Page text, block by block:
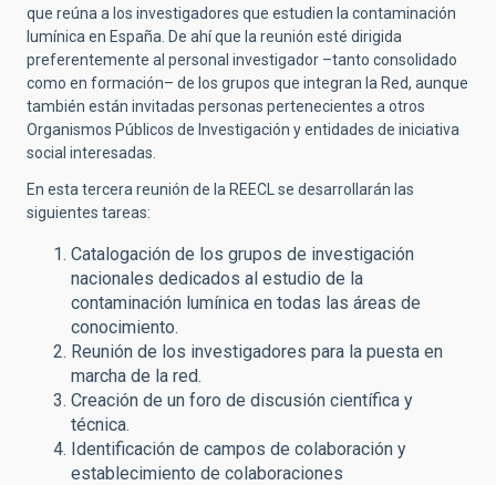
que reúna a los investigadores que estudien la contaminación
lumínica en España. De ahí que la reunión esté dirigida
preferentemente al personal investigador –tanto consolidado
como en formación– de los grupos que integran la Red, aunque
también están invitadas personas pertenecientes a otros
Organismos Públicos de Investigación y entidades de iniciativa
social interesadas.
En esta tercera reunión de la REECL se desarrollarán las
siguientes tareas:
Catalogación de los grupos de investigación
nacionales dedicados al estudio de la
contaminación lumínica en todas las áreas de
conocimiento.
Reunión de los investigadores para la puesta en
marcha de la red.
Creación de un foro de discusión científica y
técnica.
Identificación de campos de colaboración y
establecimiento de colaboraciones